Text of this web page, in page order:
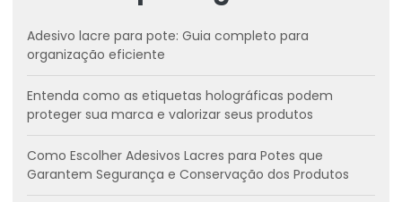
Adesivo lacre para pote: Guia completo para
organização eficiente
Entenda como as etiquetas holográficas podem
proteger sua marca e valorizar seus produtos
Como Escolher Adesivos Lacres para Potes que
Garantem Segurança e Conservação dos Produtos